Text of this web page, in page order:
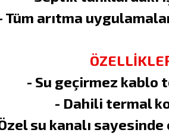
Tüm arıtma
- Su geçirmez kablo
- Dahili termal
su kanalı